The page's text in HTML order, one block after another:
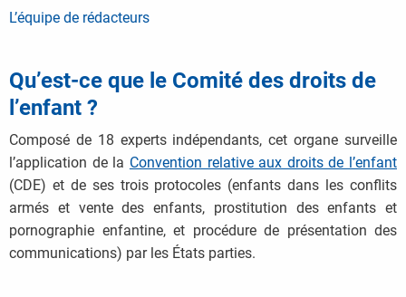
L’équipe de rédacteurs
Qu’est-ce que le Comité des droits de
l’enfant ?
Composé de 18 experts indépendants, cet organe surveille
l’application de la Convention relative aux droits de l’enfant
(CDE) et de ses trois protocoles (enfants dans les conflits
armés et vente des enfants, prostitution des enfants et
pornographie enfantine, et procédure de présentation des
communications) par les États parties.